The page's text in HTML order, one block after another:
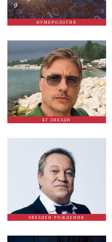
НУМЕРОЛОГИЯ
БГ ЗВЕЗДИ
ЗВЕЗДЕН РОЖДЕНИК